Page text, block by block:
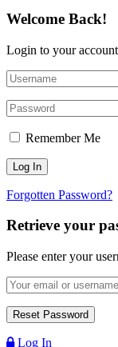
Welcome Back!
Login to your
Remember Me
Forgotten Password?
Retrieve your
Please enter your
Log In